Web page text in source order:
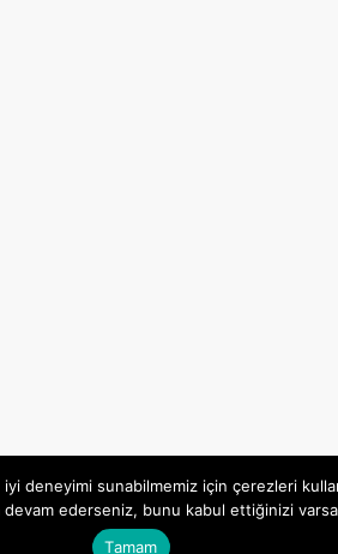
deneyimi sunabilmemiz için çerezleri
ederseniz, bunu kabul ettiğinizi
Tamam